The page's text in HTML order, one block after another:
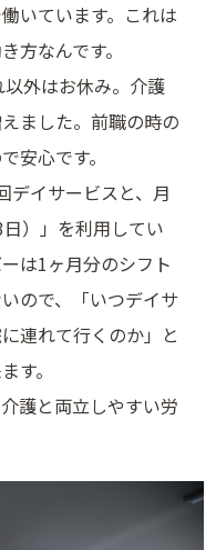
いています。これは
方なんです。
外はお休み。介護
ました。前職の時の
安心です。
デイサービスと、月
）」を利用してい
は1ヶ月分のシフト
ので、「いつデイサ
連れて行くのか」と
す。
護と両立しやすい労